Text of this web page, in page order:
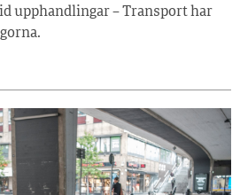
upphandlingar – Transport har